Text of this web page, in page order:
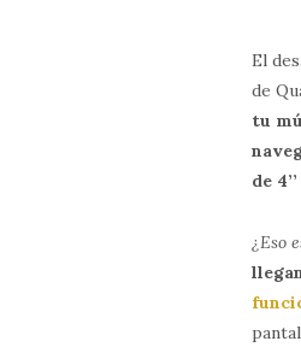
El
de
tu
de
¿Eso